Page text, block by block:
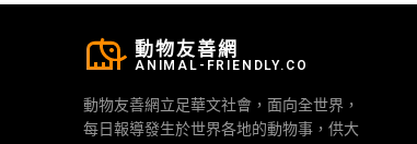
動物友善網
ANIMAL-FRIENDLY.CO
動物友善網立足華文社會，面向全世界，
每日報導發生於世界各地的動物事，供大